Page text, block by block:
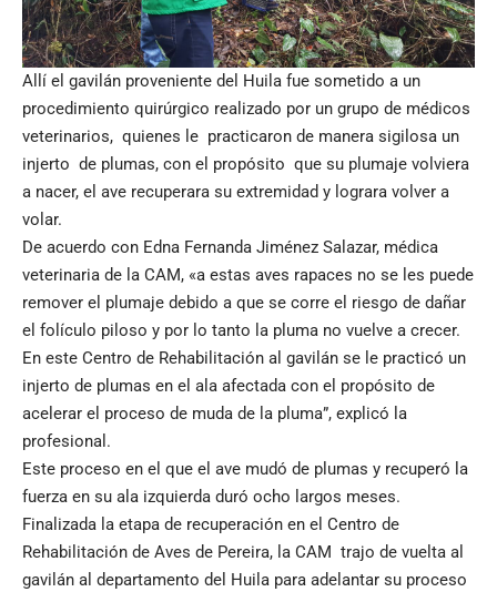
Allí el gavilán proveniente del Huila fue sometido a un
procedimiento quirúrgico realizado por un grupo de médicos
veterinarios, quienes le practicaron de manera sigilosa un
injerto de plumas, con el propósito que su plumaje volviera
a nacer, el ave recuperara su extremidad y lograra volver a
volar.
De acuerdo con Edna Fernanda Jiménez Salazar, médica
veterinaria de la CAM, «a estas aves rapaces no se les puede
remover el plumaje debido a que se corre el riesgo de dañar
el folículo piloso y por lo tanto la pluma no vuelve a crecer.
En este Centro de Rehabilitación al gavilán se le practicó un
injerto de plumas en el ala afectada con el propósito de
acelerar el proceso de muda de la pluma”, explicó la
profesional.
Este proceso en el que el ave mudó de plumas y recuperó la
fuerza en su ala izquierda duró ocho largos meses.
Finalizada la etapa de recuperación en el Centro de
Rehabilitación de Aves de Pereira, la CAM trajo de vuelta al
gavilán al departamento del Huila para adelantar su proceso